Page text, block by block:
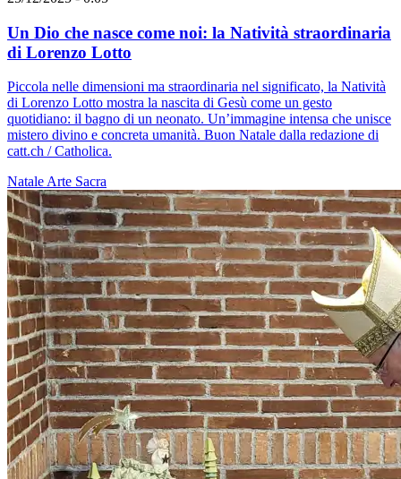
Un Dio che nasce come noi: la Natività straordinaria
di Lorenzo Lotto
Piccola nelle dimensioni ma straordinaria nel significato, la Natività
di Lorenzo Lotto mostra la nascita di Gesù come un gesto
quotidiano: il bagno di un neonato. Un’immagine intensa che unisce
mistero divino e concreta umanità. Buon Natale dalla redazione di
catt.ch / Catholica.
NataleArte Sacra